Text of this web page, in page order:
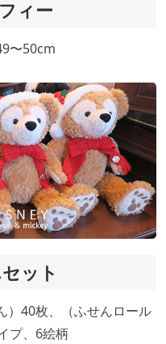
ィー
〜50cm
ット
）40枚、（ふせんロール
プ、6絵柄